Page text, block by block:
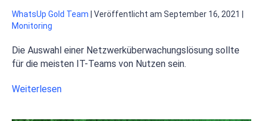
WhatsUp Gold Team Veröffentlicht am September 16, 2021
Monitoring
Die Auswahl einer Netzwerküberwachungslösung sollte
für die meisten IT-Teams von Nutzen sein.
Weiterlesen